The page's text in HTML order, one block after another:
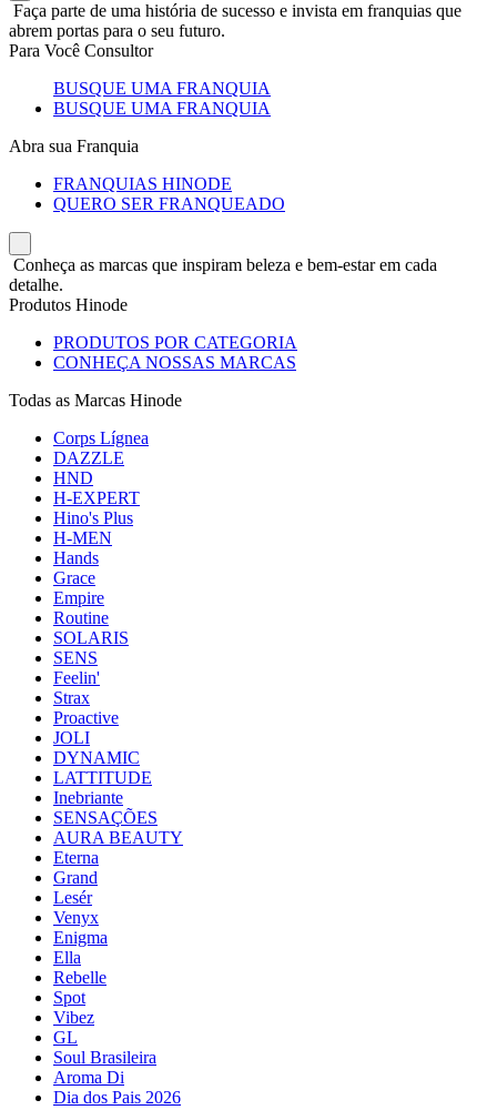
Faça parte de uma história de sucesso e invista em franquias que
abrem portas para o seu futuro.
Para Você Consultor
BUSQUE UMA FRANQUIA
BUSQUE UMA FRANQUIA
Abra sua Franquia
FRANQUIAS HINODE
QUERO SER FRANQUEADO
Conheça as marcas que inspiram beleza e bem-estar em cada
detalhe.
Produtos Hinode
PRODUTOS POR CATEGORIA
CONHEÇA NOSSAS MARCAS
Todas as Marcas Hinode
Corps Lígnea
DAZZLE
HND
H-EXPERT
Hino's Plus
H-MEN
Hands
Grace
Empire
Routine
SOLARIS
SENS
Feelin'
Strax
Proactive
JOLI
DYNAMIC
LATTITUDE
Inebriante
SENSAÇÕES
AURA BEAUTY
Eterna
Grand
Lesér
Venyx
Enigma
Ella
Rebelle
Spot
Vibez
GL
Soul Brasileira
Aroma Di
Dia dos Pais 2026